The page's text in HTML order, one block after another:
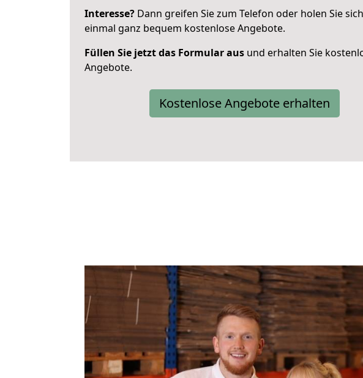
Interesse? Dann greifen Sie zum Telefon oder holen Sie
einmal ganz bequem kostenlose Angebote.
Füllen Sie jetzt das Formular aus und erhalten Sie
Angebote.
Kostenlose Angebote erhalten